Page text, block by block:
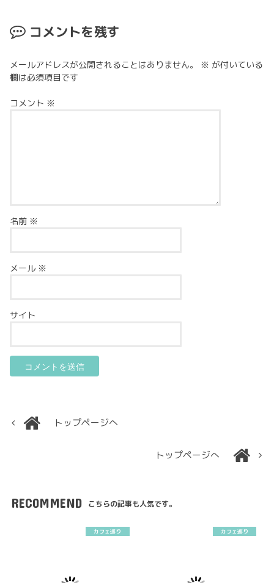
コメントを残す
メールアドレスが公開されることはありません。 ※ が付いている
欄は必須項目です
コメント ※
名前 ※
メール ※
サイト
トップページへ
トップページへ
RECOMMEND こちらの記事も人気です。
カフェ巡り カフェ巡り